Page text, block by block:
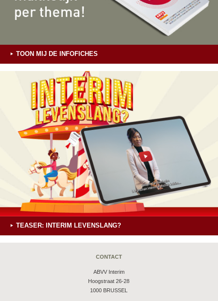
TOON MIJ DE INFOFICHES
TEASER: INTERIM LEVENSLANG?
CONTACT
ABVV Interim
Hoogstraat 26-28
1000 BRUSSEL